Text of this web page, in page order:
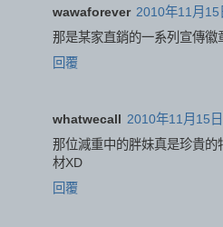
wawaforever 2010年11月15
那是某家直銷的一系列宣傳徽
回覆
whatwecall 2010年11月15
那位減重中的胖妹真是珍貴的
材XD
回覆